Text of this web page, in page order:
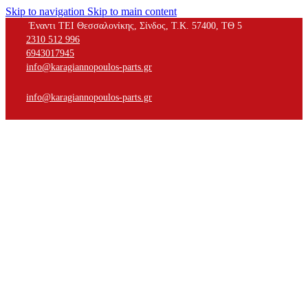
Skip to navigation Skip to main content
Έναντι ΤΕΙ Θεσσαλονίκης, Σίνδος, Τ.Κ. 57400, ΤΘ 5
2310 512 996
6943017945
info@karagiannopoulos-parts.gr
info@karagiannopoulos-parts.gr